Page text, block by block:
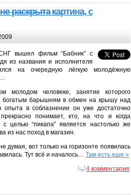
раскрытакартина, с
вышел фильм “Бабник” с
из названия и исполнителя
на очередную лёгкую молодёжную
молодом человеке, занятие которого
богатым барышням в обмен на крышу над
в соблазнении он уже достаточно
понимает, кто, на что и когда
целью “пикапа” является настолько же
из нас поход в магазин.
вот только на горизонте появилась
Тут всё и началось… Там есть еще »
4 комментария